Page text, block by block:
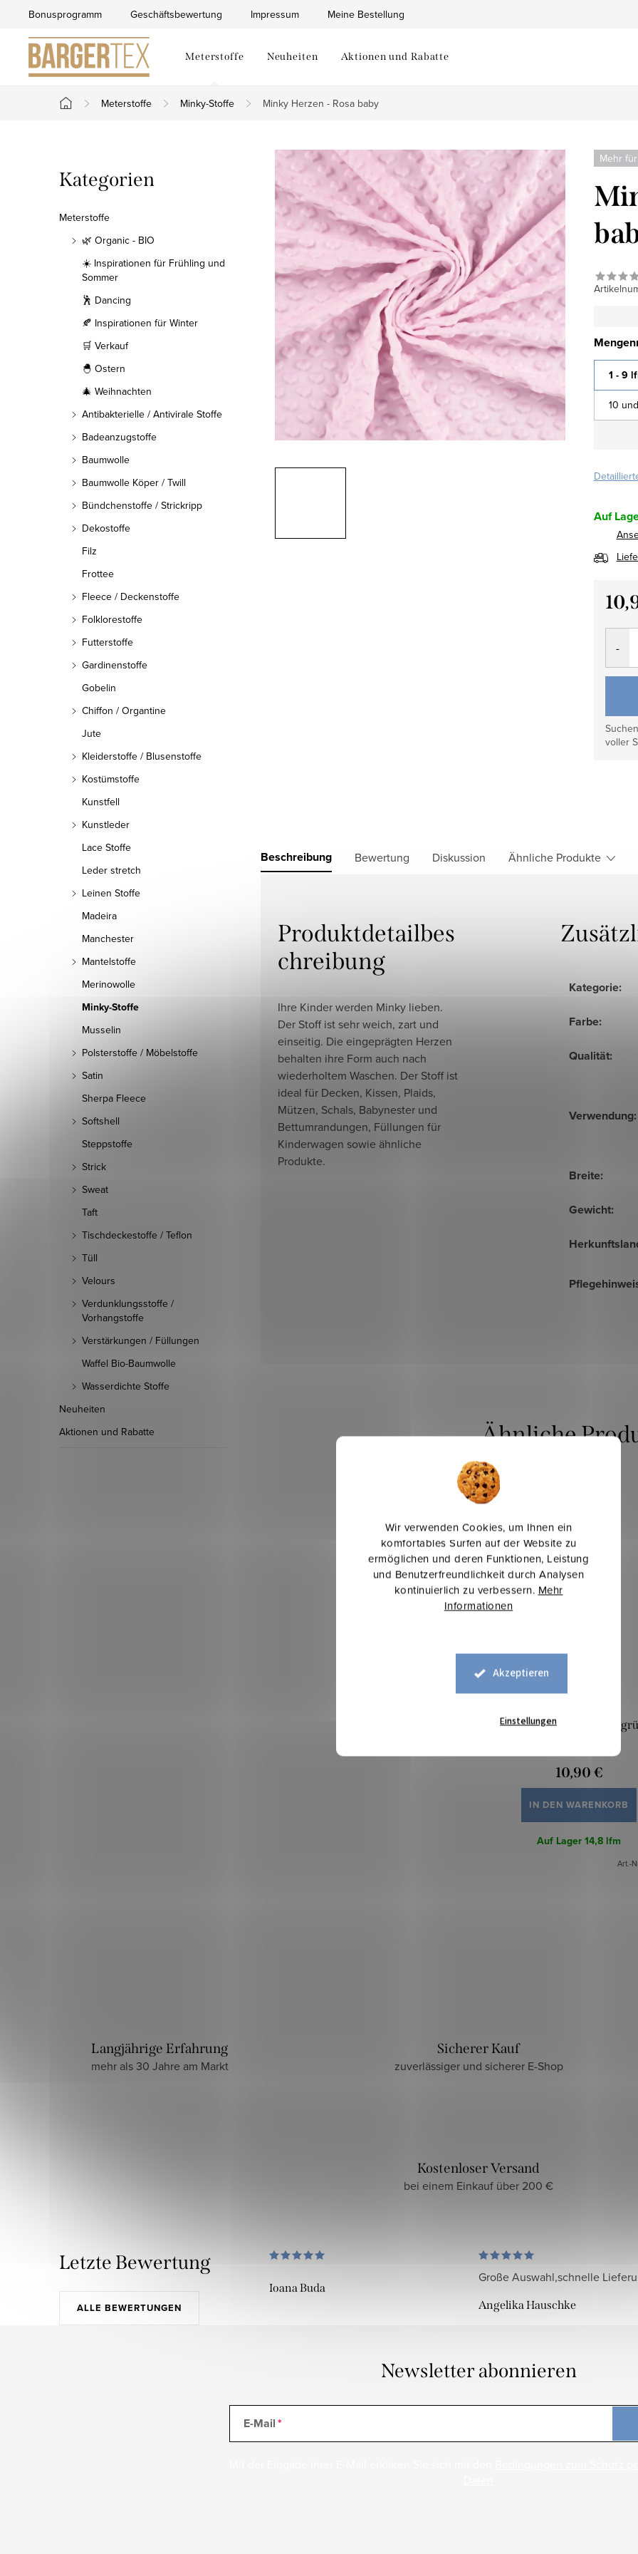
Wir verwenden Cookies, um Ihnen ein
komfortables Surfen auf der Website zu
ermöglichen und deren Funktionen, Leistung
und Benutzerfreundlichkeit durch Analysen
kontinuierlich zu verbessern. Mehr
Informationen
Akzeptieren
Einstellungen
springen
Bonusprogramm Geschäftsbewertung Impressum Meine Bestellung
Meterstoffe Neuheiten Aktionen und Rabatte
Startseite
Meterstoffe Minky-Stoffe Minky Herzen - Rosa baby
e
i
Kategorien
überspringen
Kategorien
Meterstoffe
🌿 Organic - BIO
☀️ Inspirationen für Frühling und
Sommer
🕺 Dancing
🍂 Inspirationen für Winter
🛒 Verkauf
🐣 Ostern
🎄 Weihnachten
Antibakterielle / Antivirale Stoffe
Badeanzugstoffe
Baumwolle
Baumwolle Köper / Twill
Bündchenstoffe / Strickripp
Dekostoffe
Filz
Frottee
Fleece / Deckenstoffe
Folklorestoffe
Futterstoffe
Gardinenstoffe
Gobelin
Chiffon / Organtine
Jute
Kleiderstoffe / Blusenstoffe
Kostümstoffe
Kunstfell
Kunstleder
Lace Stoffe
Leder stretch
Leinen Stoffe
Madeira
Manchester
Mantelstoffe
Merinowolle
Minky-Stoffe
Musselin
Polsterstoffe / Möbelstoffe
Satin
Sherpa Fleece
Softshell
Steppstoffe
Strick
Sweat
Taft
Tischdeckestoffe / Teflon
Tüll
Velours
Verdunklungsstoffe /
Vorhangstoffe
Verstärkungen / Füllungen
Waffel Bio-Baumwolle
Wasserdichte Stoffe
Neuheiten
Aktionen und Rabatte
Mehr
1 - 9
10
Auf
voller
Beschreibung Bewertung Diskussion Ähnliche Produkte
Produktdetailbes
chreibung
Ihre Kinder werden Minky lieben.
Der Stoff ist sehr weich, zart und
einseitig. Die eingeprägten Herzen
behalten ihre Form auch nach
wiederholtem Waschen. Der Stoff ist
ideal für Decken, Kissen, Plaids,
Mützen, Schals, Babynester und
Bettumrandungen, Füllungen für
Kinderwagen sowie ähnliche
Produkte.
Kategorie:
Farbe:
Qualität:
Verwendung:
Breite:
Gewicht:
Mehr für weniger
Minky Herzen –
10,90 €
IN DEN WARENKORB
Auf Lager 14,8 lfm
Art.-
Langjährige Erfahrung
mehr als 30 Jahre am Markt
Sicherer Kauf
zuverlässiger und sicherer E-Shop
Kostenloser Versand
bei einem Einkauf über 200 €
Letzte Bewertung
ALLE BEWERTUNGEN
Ioana Buda
Große Auswahl,schnelle
Angelika Hauschke
Newsletter abonnieren
E-Mail